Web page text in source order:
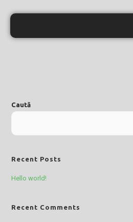
Caută
Recent Posts
Hello world!
Recent Comments